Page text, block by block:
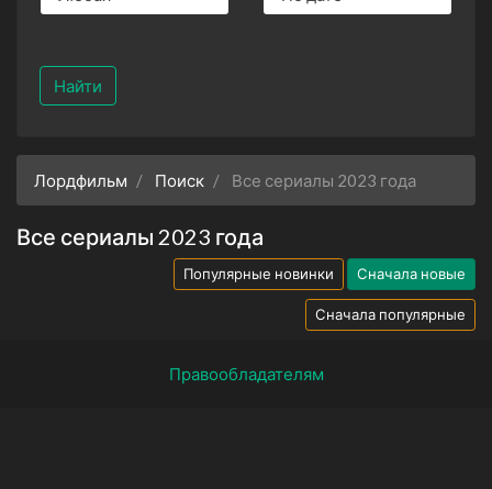
Найти
Лордфильм Поиск Все сериалы 2023 года
Все сериалы 2023 года
Популярные новинки Сначала новые
Сначала популярные
Правообладателям